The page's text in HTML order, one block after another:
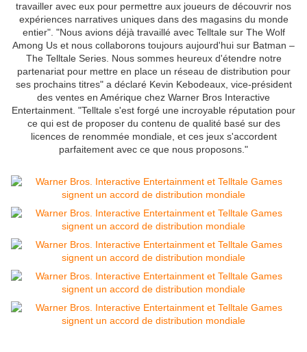
travailler avec eux pour permettre aux joueurs de découvrir nos
expériences narratives uniques dans des magasins du monde
entier". "Nous avions déjà travaillé avec Telltale sur The Wolf
Among Us et nous collaborons toujours aujourd'hui sur Batman –
The Telltale Series. Nous sommes heureux d'étendre notre
partenariat pour mettre en place un réseau de distribution pour
ses prochains titres" a déclaré Kevin Kebodeaux, vice-président
des ventes en Amérique chez Warner Bros Interactive
Entertainment. "Telltale s'est forgé une incroyable réputation pour
ce qui est de proposer du contenu de qualité basé sur des
licences de renommée mondiale, et ces jeux s'accordent
parfaitement avec ce que nous proposons."